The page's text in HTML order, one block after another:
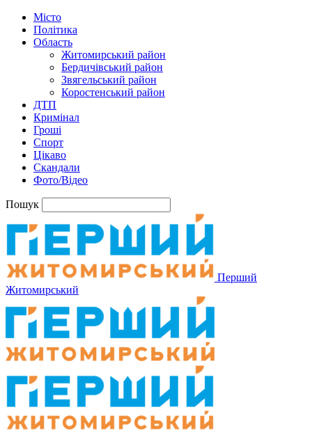
Місто
Політика
Область
Житомирський район
Бердичівський район
Звягельський район
Коростенський район
ДТП
Кримінал
Гроші
Спорт
Цікаво
Скандали
Фото/Відео
Пошук
Перший
Житомирський